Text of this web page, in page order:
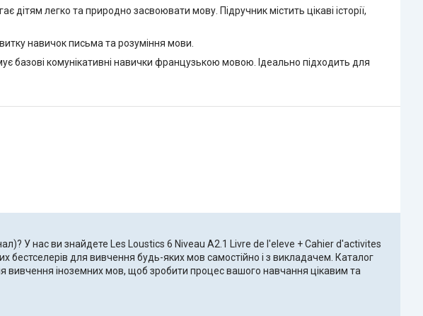
легко та природно засвоювати мову. Підручник містить цікаві історії,
навичок письма та розуміння мови.
базові комунікативні навички французькою мовою. Ідеально підходить для
У нас ви знайдете Les Loustics 6 Niveau A2.1 Livre de l'eleve + Cahier d'activites
бестселерів для вивчення будь-яких мов самостійно і з викладачем. Каталог
вивчення іноземних мов, щоб зробити процес вашого навчання цікавим та